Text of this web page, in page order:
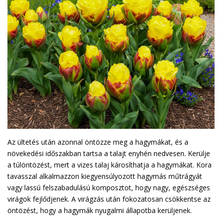
Az ültetés után azonnal öntözze meg a hagymákat, és a
növekedési időszakban tartsa a talajt enyhén nedvesen. Kerülje
a túlöntözést, mert a vizes talaj károsíthatja a hagymákat. Kora
tavasszal alkalmazzon kiegyensúlyozott hagymás műtrágyát
vagy lassú felszabadulású komposztot, hogy nagy, egészséges
virágok fejlődjenek. A virágzás után fokozatosan csökkentse az
öntözést, hogy a hagymák nyugalmi állapotba kerüljenek.